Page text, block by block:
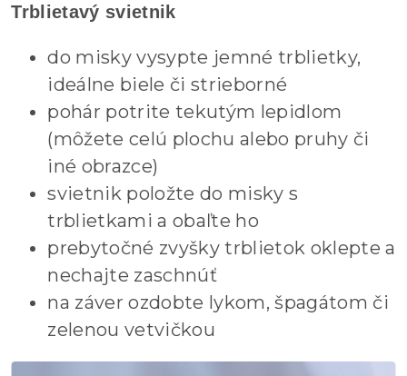
Trblietavý svietnik
do misky vysypte jemné trblietky,
ideálne biele či strieborné
pohár potrite tekutým lepidlom
(môžete celú plochu alebo pruhy či
iné obrazce)
svietnik položte do misky s
trblietkami a obaľte ho
prebytočné zvyšky trblietok oklepte a
nechajte zaschnúť
na záver ozdobte lykom, špagátom či
zelenou vetvičkou